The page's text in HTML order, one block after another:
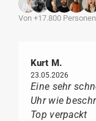
Von +17.800
Kurt M.
23.05.2026
Eine sehr
Uhr wie
Top verpackt